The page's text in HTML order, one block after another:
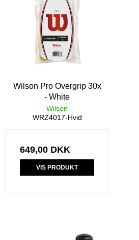
Wilson Pro Overgrip 30x
- White
Wilson
WRZ4017-Hvid
649,00 DKK
VIS PRODUKT